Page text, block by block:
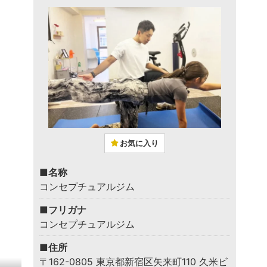
お気に入り
■名称
コンセプチュアルジム
■フリガナ
コンセプチュアルジム
■住所
〒162-0805 東京都新宿区矢来町110 久米ビ